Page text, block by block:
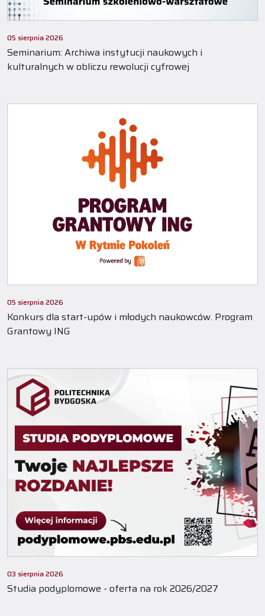
05 sierpnia 2026
Seminarium: Archiwa instytucji naukowych i
kulturalnych w obliczu rewolucji cyfrowej
05 sierpnia 2026
Konkurs dla start-upów i młodych naukowców. Program
Grantowy ING
03 sierpnia 2026
Studia podyplomowe - oferta na rok 2026/2027